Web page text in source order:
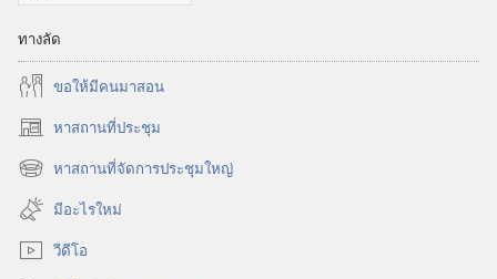
ทางลัด
ขอ​ให้​มี​คน​มา​สอน
หาสถานที่ประชุม
(เปิด
หน้าต่างหาสถานที่จัดการประชุมใหญ่
(เปิด
หน้าต่าง
ใหม่)
มีอะไรใหม่
วีดีโอ